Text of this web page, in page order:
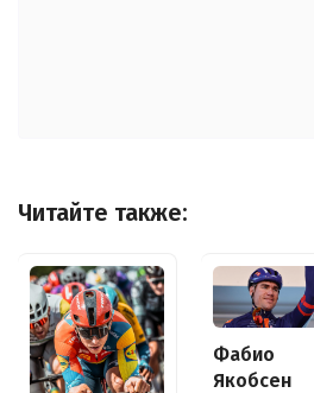
Читайте также:
Фабио
Якобсен